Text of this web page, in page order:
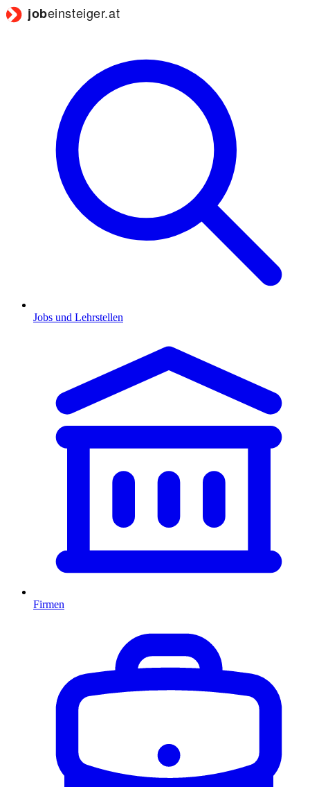
Jobs und Lehrstellen
Firmen